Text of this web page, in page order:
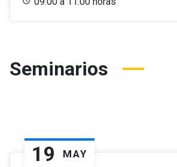
Seminarios
19 MAY